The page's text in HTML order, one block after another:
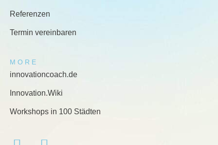
Referenzen
Termin vereinbaren
MORE
innovationcoach.de
Innovation.Wiki
Workshops in 100 Städten